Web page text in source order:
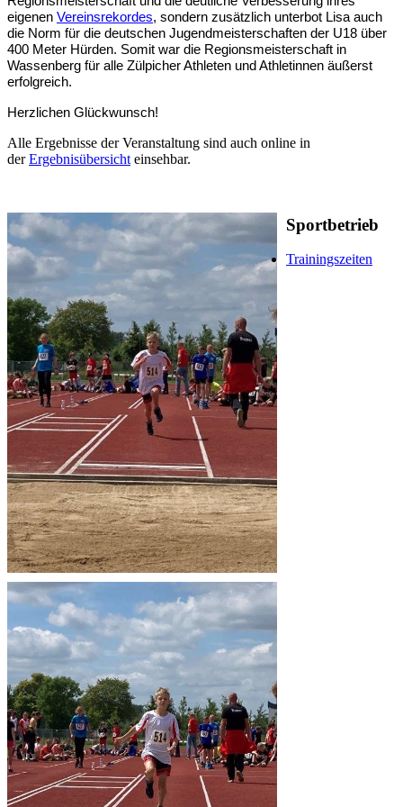
eigenen Vereinsrekordes, sondern zusätzlich unterbot Lisa auch
die Norm für die deutschen Jugendmeisterschaften der U18 über
400 Meter Hürden. Somit war die Regionsmeisterschaft in
Wassenberg für alle Zülpicher Athleten und Athletinnen äußerst
erfolgreich.
Herzlichen Glückwunsch!
Alle Ergebnisse der Veranstaltung sind auch online in
derErgebnisübersicht einsehbar.
Sportbetrieb
Trainingszeiten